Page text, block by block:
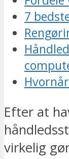
7
Efter at
virkelig